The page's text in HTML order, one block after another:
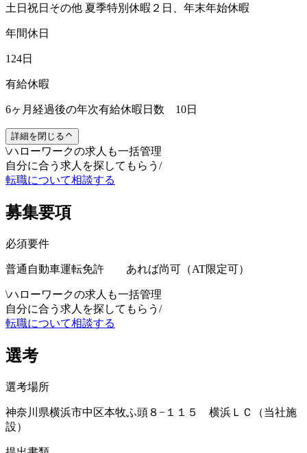
土日祝日その他 夏季特別休暇２日、年末年始休暇
年間休日
124日
有給休暇
6ヶ月経過後の年次有給休暇日数 10日
詳細を閉じる
\ハローワークの求人も一括管理
自分に合う求人を探してもらう /
転職について相談する
募集要項
必須要件
普通自動車運転免許 あれば尚可（AT限定可）
\ハローワークの求人も一括管理
自分に合う求人を探してもらう /
転職について相談する
選考
選考場所
神奈川県横浜市中区本牧ふ頭８−１１５ 横浜ＬＣ（当社施
設）